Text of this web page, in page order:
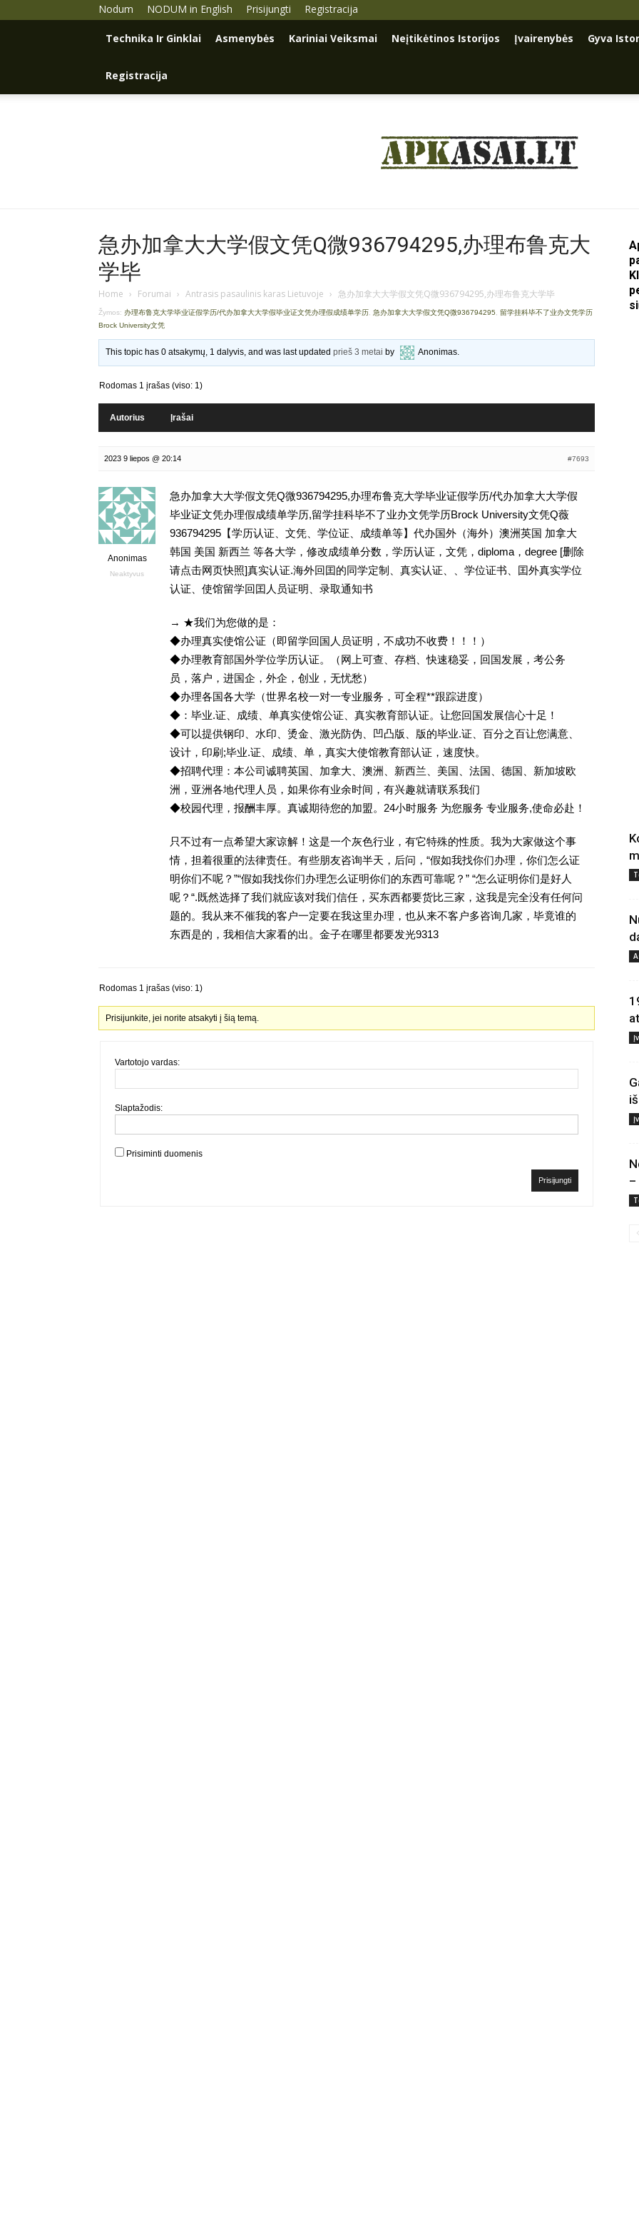
Nodum NODUM in English Prisijungti Registracija
Technika Ir Ginklai Asmenybės Kariniai Veiksmai Neįtikėtinos Istorijos Įvairenybės Gyva
Registracija
急办加拿大大学假文凭Q微936794295,办理布鲁克大
学毕
Home › Forumai › Antrasis pasaulinis karas Lietuvoje › 急办加拿大大学假文凭Q微936794295,办理布鲁克大学毕
Žymos: 办理布鲁克大学毕业证假学历/代办加拿大大学假毕业证文凭办理假成绩单学历 急办加拿大大学假文凭Q微936794295
留学挂科毕不了业办文凭学历
Brock University文凭
This topic has 0 atsakymų, 1 dalyvis, and was last updatedprieš 3 metai by Anonimas.
Rodomas 1 įrašas (viso: 1)
Autorius Įrašai
2023 9 liepos @ 20:14 #7693
Anonimas
Neaktyvus
急办加拿大大学假文凭Q微936794295,办理布鲁克大学毕业证假学历/代办加拿大大学假
毕业证文凭办理假成绩单学历,留学挂科毕不了业办文凭学历Brock University文凭Q薇
936794295【学历认证、文凭、学位证、成绩单等】代办国外（海外）澳洲英国 加拿大
韩国 美国 新西兰 等各大学，修改成绩单分数，学历认证，文凭，diploma，degree [删除
请点击网页快照]真实认证.海外回囯的同学定制、真实认证、、学位证书、囯外真实学位
认证、使馆留学回囯人员证明、录取通知书
→ ★我们为您做的是：
◆办理真实使馆公证（即留学回国人员证明，不成功不收费！！！）
◆办理教育部国外学位学历认证。（网上可查、存档、快速稳妥，回国发展，考公务
员，落户，进国企，外企，创业，无忧愁）
◆办理各国各大学（世界名校一对一专业服务，可全程**跟踪进度）
◆：毕业.证、成绩、单真实使馆公证、真实教育部认证。让您回国发展信心十足！
◆可以提供钢印、水印、烫金、激光防伪、凹凸版、版的毕业.证、百分之百让您满意、
设计，印刷;毕业.证、成绩、单，真实大使馆教育部认证，速度快。
◆招聘代理：本公司诚聘英国、加拿大、澳洲、新西兰、美国、法国、德国、新加坡欧
洲，亚洲各地代理人员，如果你有业余时间，有兴趣就请联系我们
◆校园代理，报酬丰厚。真诚期待您的加盟。24小时服务 为您服务 专业服务,使命必赴！
只不过有一点希望大家谅解！这是一个灰色行业，有它特殊的性质。我为大家做这个事
情，担着很重的法律责任。有些朋友咨询半天，后问，“假如我找你们办理，你们怎么证
明你们不呢？”“假如我找你们办理怎么证明你们的东西可靠呢？” “怎么证明你们是好人
呢？“.既然选择了我们就应该对我们信任，买东西都要货比三家，这我是完全没有任何问
题的。我从来不催我的客户一定要在我这里办理，也从来不客户多咨询几家，毕竟谁的
东西是的，我相信大家看的出。金子在哪里都要发光9313
Rodomas 1 įrašas (viso: 1)
Prisijunkite, jei norite atsakyti į šią temą.
Vartotojo vardas:
Slaptažodis:
Prisiminti duomenis
Prisijungti
–